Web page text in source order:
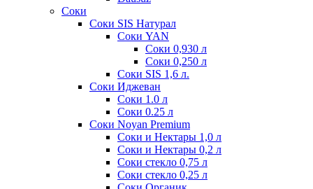
Соки
Соки SIS Натурал
Соки YAN
Соки 0,930 л
Соки 0,250 л
Соки SIS 1,6 л.
Соки Иджеван
Соки 1.0 л
Соки 0.25 л
Соки Noyan Premium
Соки и Нектары 1,0 л
Соки и Нектары 0,2 л
Соки стекло 0,75 л
Соки стекло 0,25 л